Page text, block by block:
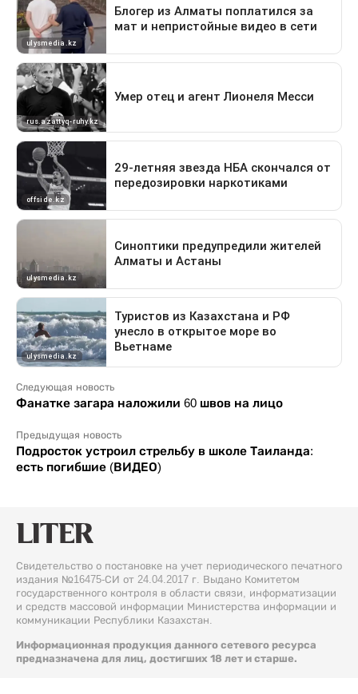
Следующая новость
Фанатке загара наложили 60 швов на лицо
Предыдущая новость
Подросток устроил стрельбу в школе Таиланда:
есть погибшие (ВИДЕО)
Свидетельство о постановке на учет периодического печатного
издания №16475-СИ от 24.04.2017 г. Выдано Комитетом
государственного контроля в области связи, информатизации
и средств массовой информации Министерства информации и
коммуникации Республики Казахстан.
Информационная продукция данного сетевого ресурса
предназначена для лиц, достигших 18 лет и старше.